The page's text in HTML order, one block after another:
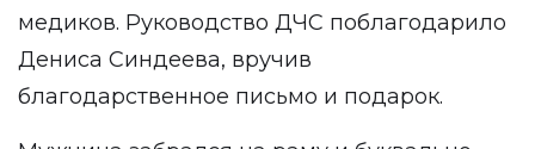
медиков. Руководство ДЧС поблагодарило
Дениса Синдеева, вручив
благодарственное письмо и подарок.